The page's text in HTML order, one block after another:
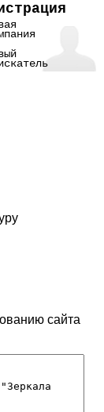
сайта